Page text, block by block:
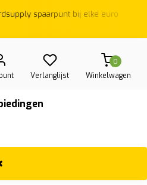
euro
Op werkdagen;
Verlanglijst
0
Winkelwagen